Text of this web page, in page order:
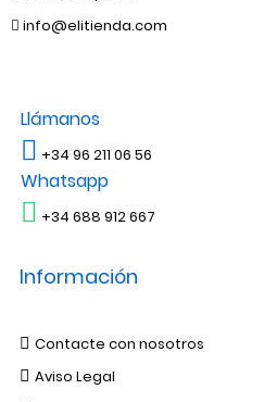
info@elitienda.com
Llámanos
+34 96 211 06 56
Whatsapp
+34 688 912 667
Información
Contacte con nosotros
Aviso Legal